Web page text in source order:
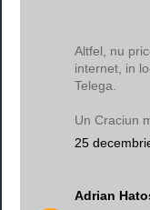
Altfel, nu
internet, in
Telega.
Un Craciun
25
Adrian